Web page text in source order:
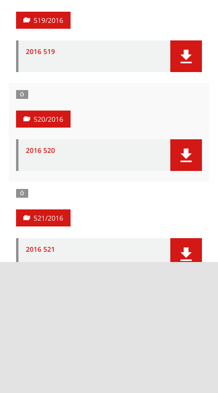
519/2016
2016 519
Ö
520/2016
2016 520
Ö
521/2016
2016 521